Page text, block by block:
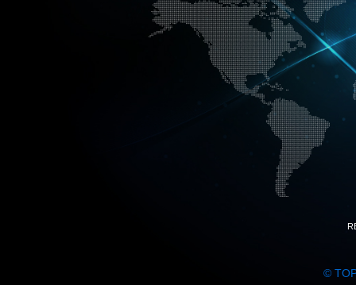
©
Fabriquant et distributeur français
gamme à base de LED.
led, Topledworld, top led world, top
économie énergie, edf, lumière,